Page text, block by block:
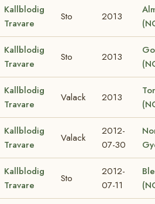
Kallblodig
Travare
Sto 2013
Kallblodig
Travare
Sto 2013
Kallblodig
Travare
Valack 2013
Kallblodig
Travare
Valack
2012-
07-30
Kallblodig
Travare
Sto
2012-
07-11